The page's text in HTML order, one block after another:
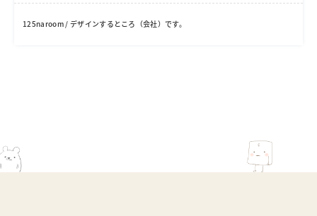
125naroom / デザインするところ（会社）です。